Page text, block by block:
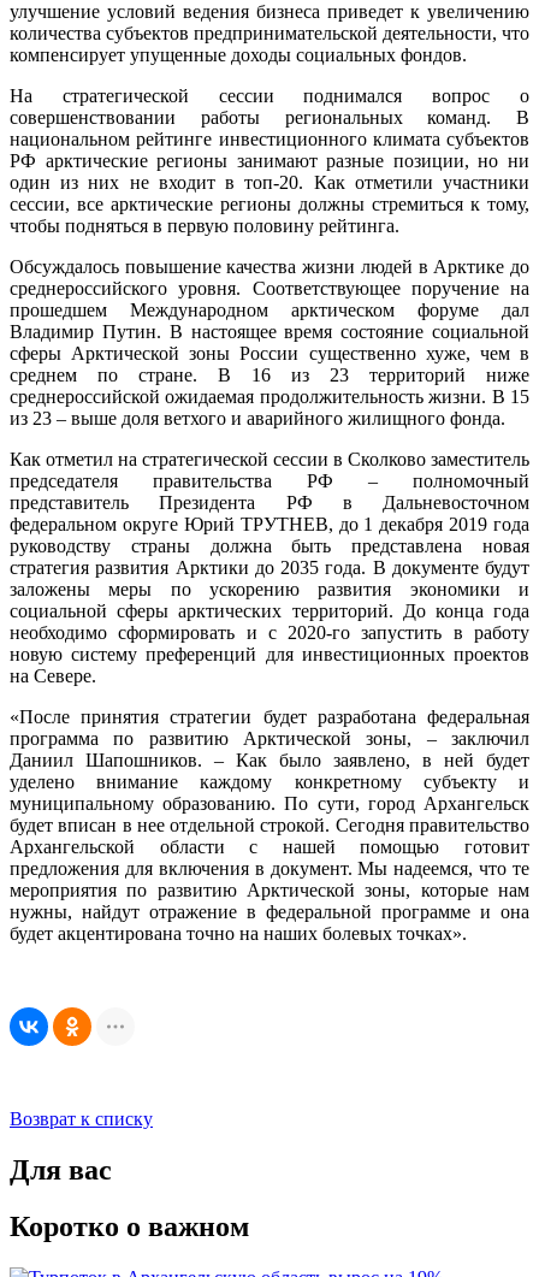
улучшение условий ведения бизнеса приведет к увеличению
количества субъектов предпринимательской деятельности, что
компенсирует упущенные доходы социальных фондов.
На стратегической сессии поднимался вопрос о
совершенствовании работы региональных команд. В
национальном рейтинге инвестиционного климата субъектов
РФ арктические регионы занимают разные позиции, но ни
один из них не входит в топ-20. Как отметили участники
сессии, все арктические регионы должны стремиться к тому,
чтобы подняться в первую половину рейтинга.
Обсуждалось повышение качества жизни людей в Арктике до
среднероссийского уровня. Соответствующее поручение на
прошедшем Международном арктическом форуме дал
Владимир Путин. В настоящее время состояние социальной
сферы Арктической зоны России существенно хуже, чем в
среднем по стране. В 16 из 23 территорий ниже
среднероссийской ожидаемая продолжительность жизни. В 15
из 23 – выше доля ветхого и аварийного жилищного фонда.
Как отметил на стратегической сессии в Сколково заместитель
председателя правительства РФ – полномочный
представитель Президента РФ в Дальневосточном
федеральном округе Юрий ТРУТНЕВ, до 1 декабря 2019 года
руководству страны должна быть представлена новая
стратегия развития Арктики до 2035 года. В документе будут
заложены меры по ускорению развития экономики и
социальной сферы арктических территорий. До конца года
необходимо сформировать и с 2020-го запустить в работу
новую систему преференций для инвестиционных проектов
на Севере.
«После принятия стратегии будет разработана федеральная
программа по развитию Арктической зоны, – заключил
Даниил Шапошников. – Как было заявлено, в ней будет
уделено внимание каждому конкретному субъекту и
муниципальному образованию. По сути, город Архангельск
будет вписан в нее отдельной строкой. Сегодня правительство
Архангельской области с нашей помощью готовит
предложения для включения в документ. Мы надеемся, что те
мероприятия по развитию Арктической зоны, которые нам
нужны, найдут отражение в федеральной программе и она
будет акцентирована точно на наших болевых точках».
Возврат к списку
Для вас
Коротко о важном